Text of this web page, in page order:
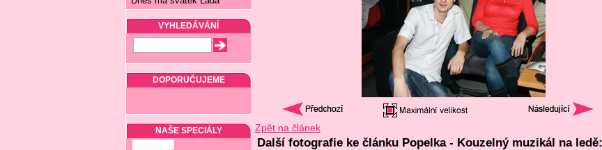
VYHLEDÁVÁNÍ
DOPORUČUJEME
NAŠE SPECIÁLY Zpět na článek
Další fotografie ke článku Popelka - Kouzelný muzikál na ledě: